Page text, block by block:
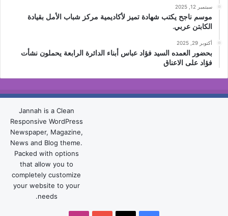
سبتمبر 12, 2025
موسم ناجح يكتب شهادة تميز لأكاديمية مركز شباب الأمل بقيادة
الكابتن عربي.
أكتوبر 29, 2025
بحضور العمده السيد فؤاد عباس أبناء الدائرة الرابعة يحملون نشأت
فؤاد على الاعناق
Jannah is a Clean
Responsive WordPress
Newspaper, Magazine,
News and Blog theme.
Packed with options
that allow you to
completely customize
your website to your
needs.